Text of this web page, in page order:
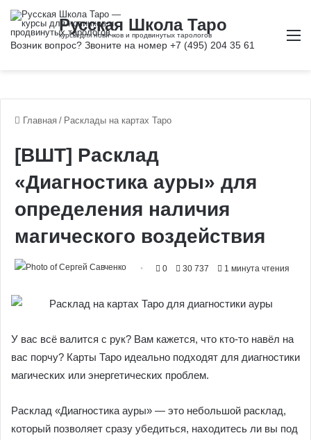
Главная / Расклады на картах Таро
[ВШТ] Расклад
«Диагностика ауры» для
определения наличия
магического воздействия
0 30 737 1 минута чтения
У вас всё валится с рук? Вам кажется, что кто-то навёл на
вас порчу? Карты Таро идеально подходят для диагностики
магических или энергетических проблем.
Расклад «Диагностика ауры» — это небольшой расклад,
который позволяет сразу убедиться, находитесь ли вы под